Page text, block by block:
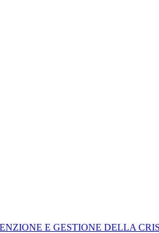
E GESTIONE DELLA